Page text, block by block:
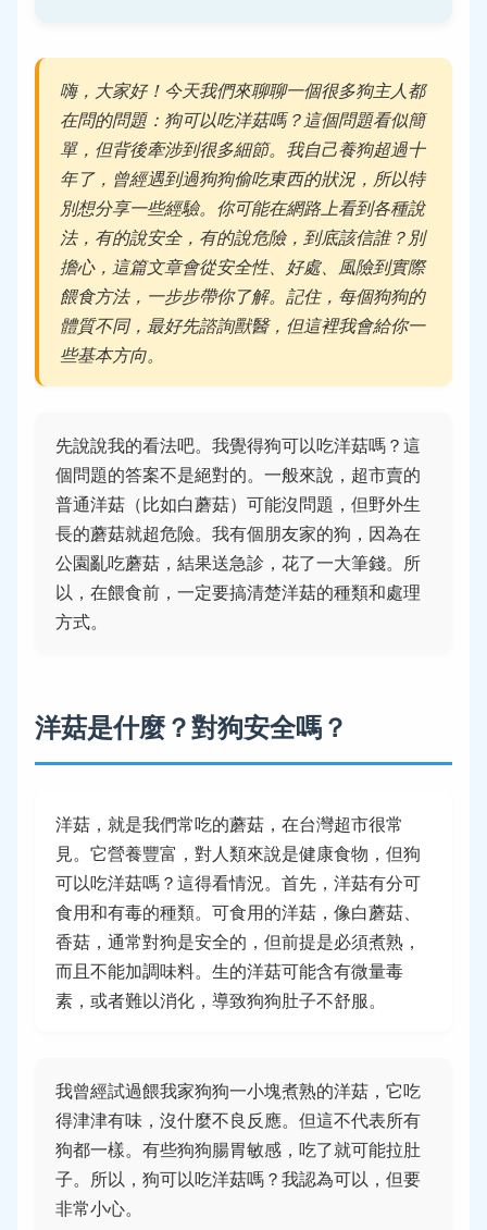
嗨，大家好！今天我們來聊聊一個很多狗主人都
在問的問題：狗可以吃洋菇嗎？這個問題看似簡
單，但背後牽涉到很多細節。我自己養狗超過十
年了，曾經遇到過狗狗偷吃東西的狀況，所以特
別想分享一些經驗。你可能在網路上看到各種說
法，有的說安全，有的說危險，到底該信誰？別
擔心，這篇文章會從安全性、好處、風險到實際
餵食方法，一步步帶你了解。記住，每個狗狗的
體質不同，最好先諮詢獸醫，但這裡我會給你一
些基本方向。
先說說我的看法吧。我覺得狗可以吃洋菇嗎？這
個問題的答案不是絕對的。一般來說，超市賣的
普通洋菇（比如白蘑菇）可能沒問題，但野外生
長的蘑菇就超危險。我有個朋友家的狗，因為在
公園亂吃蘑菇，結果送急診，花了一大筆錢。所
以，在餵食前，一定要搞清楚洋菇的種類和處理
方式。
洋菇是什麼？對狗安全嗎？
洋菇，就是我們常吃的蘑菇，在台灣超市很常
見。它營養豐富，對人類來說是健康食物，但狗
可以吃洋菇嗎？這得看情況。首先，洋菇有分可
食用和有毒的種類。可食用的洋菇，像白蘑菇、
香菇，通常對狗是安全的，但前提是必須煮熟，
而且不能加調味料。生的洋菇可能含有微量毒
素，或者難以消化，導致狗狗肚子不舒服。
我曾經試過餵我家狗狗一小塊煮熟的洋菇，它吃
得津津有味，沒什麼不良反應。但這不代表所有
狗都一樣。有些狗狗腸胃敏感，吃了就可能拉肚
子。所以，狗可以吃洋菇嗎？我認為可以，但要
非常小心。